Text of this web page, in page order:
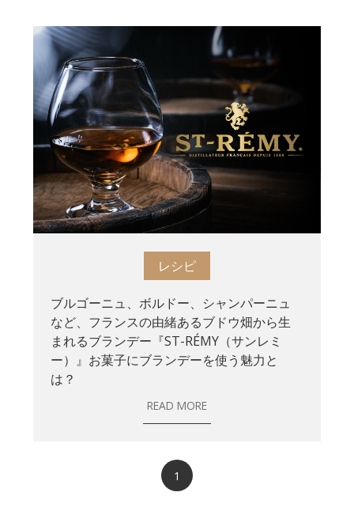
レシピ
ブルゴーニュ、ボルドー、シャンパーニュ
など、フランスの由緒あるブドウ畑から生
まれるブランデー『ST-RÉMY（サンレミ
ー）』お菓子にブランデーを使う魅力と
は？
READ MORE
1